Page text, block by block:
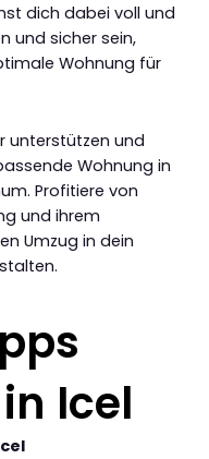
dich dabei voll und
und sicher sein,
Wohnung für
unterstützen und
Wohnung in
Profitiere von
und ihrem
Umzug in dein
Icel